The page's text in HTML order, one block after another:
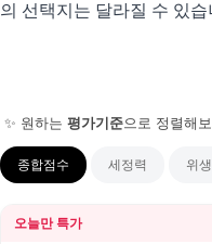
의 선택지는 달라질 수 있
✨ 원하는 평가기준으로 정렬해
종합점수 세정력 위
오늘만 특가